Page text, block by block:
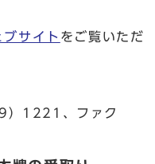
ブサイト をご覧いただ
1221、ファク